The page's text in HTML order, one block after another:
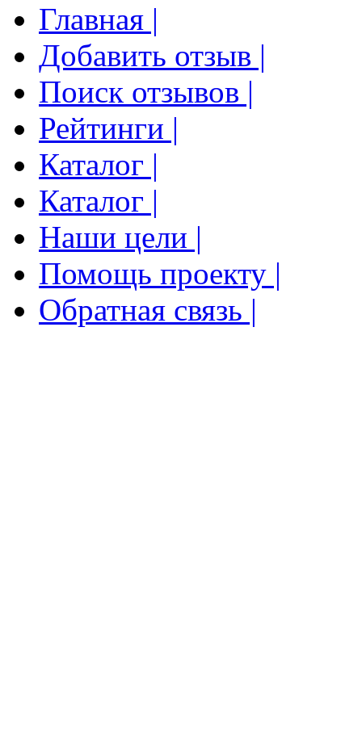
Главная |
Добавить отзыв |
Поиск отзывов |
Рейтинги |
Каталог |
Каталог |
Наши цели |
Помощь проекту |
Обратная связь |